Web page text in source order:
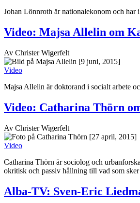
Johan Lönnroth är nationalekonom och
Video: Majsa Allelin om
Av Christer Wigerfelt
[9 juni, 2015]
Video
Majsa Allelin är doktorand i socialt arbete
Video: Catharina Thörn
Av Christer Wigerfelt
[27 april, 2015]
Video
Catharina Thörn är sociolog och
okritisk och passiv hållning till vad som
Alba-TV: Sven-Eric